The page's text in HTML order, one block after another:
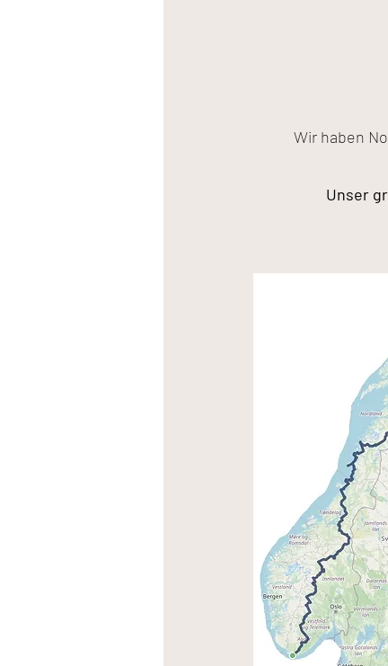
Wir haben
Unser